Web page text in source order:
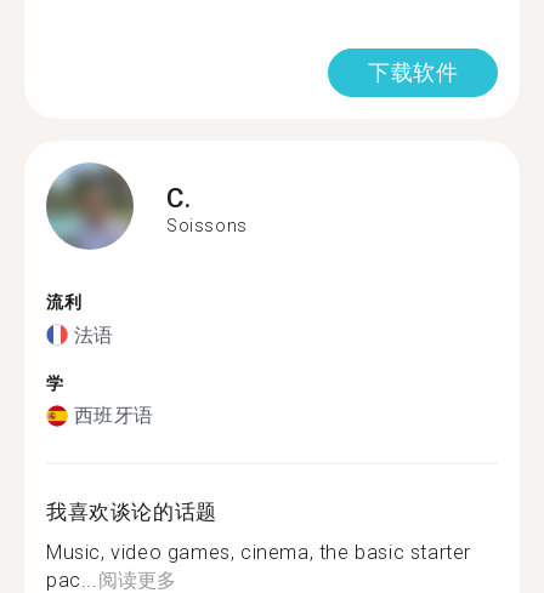
下载软件
C.
Soissons
流利
法语
学
西班牙语
我喜欢谈论的话题
Music, video games, cinema, the basic starter
pac...阅读更多